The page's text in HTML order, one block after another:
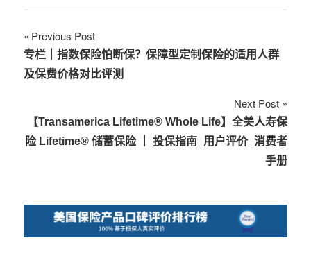
文
章
航
Previous Post
专栏｜指数保险怕断保？保障型定制保险的适用人群
及保费价格对比评测
Next Post
【Transamerica Lifetime® Whole Life】全美人寿保
险 Lifetime® 储蓄保险 ｜ 投保指南_用户评价_消费者
手册